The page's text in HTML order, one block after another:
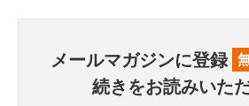
メールマガジンに登録
続きをお読みいた